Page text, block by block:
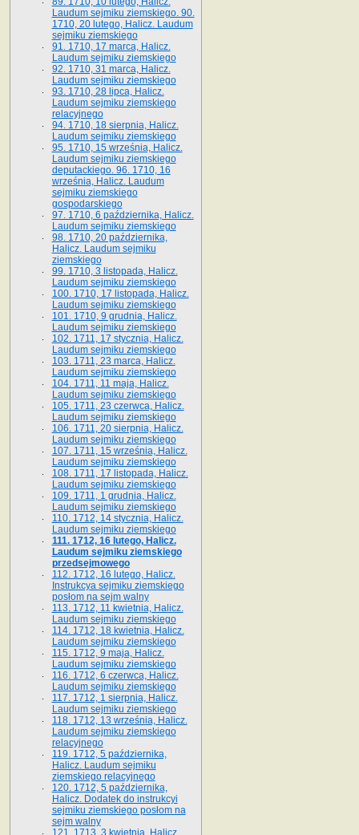
Laudum sejmiku ziemskiego. 90.
1710, 20 lutego, Halicz. Laudum
sejmiku ziemskiego
91. 1710, 17 marca, Halicz.
Laudum sejmiku ziemskiego
92. 1710, 31 marca, Halicz.
Laudum sejmiku ziemskiego
93. 1710, 28 lipca, Halicz.
Laudum sejmiku ziemskiego
relacyjnego
94. 1710, 18 sierpnia, Halicz.
Laudum sejmiku ziemskiego
95. 1710, 15 września, Halicz.
Laudum sejmiku ziemskiego
deputackiego. 96. 1710, 16
września, Halicz. Laudum
sejmiku ziemskiego
gospodarskiego
97. 1710, 6 października, Halicz.
Laudum sejmiku ziemskiego
98. 1710, 20 października,
Halicz. Laudum sejmiku
ziemskiego
99. 1710, 3 listopada, Halicz.
Laudum sejmiku ziemskiego
100. 1710, 17 listopada, Halicz.
Laudum sejmiku ziemskiego
101. 1710, 9 grudnia, Halicz.
Laudum sejmiku ziemskiego
102. 1711, 17 stycznia, Halicz.
Laudum sejmiku ziemskiego
103. 1711, 23 marca, Halicz.
Laudum sejmiku ziemskiego
104. 1711, 11 maja, Halicz.
Laudum sejmiku ziemskiego
105. 1711, 23 czerwca, Halicz.
Laudum sejmiku ziemskiego
106. 1711, 20 sierpnia, Halicz.
Laudum sejmiku ziemskiego
107. 1711, 15 września, Halicz.
Laudum sejmiku ziemskiego
108. 1711, 17 listopada, Halicz.
Laudum sejmiku ziemskiego
109. 1711, 1 grudnia, Halicz.
Laudum sejmiku ziemskiego
110. 1712, 14 stycznia, Halicz.
Laudum sejmiku ziemskiego
111. 1712, 16 lutego, Halicz.
Laudum sejmiku ziemskiego
przedsejmowego
112. 1712, 16 lutego, Halicz.
Instrukcya sejmiku ziemskiego
posłom na sejm walny
113. 1712, 11 kwietnia, Halicz.
Laudum sejmiku ziemskiego
114. 1712, 18 kwietnia, Halicz.
Laudum sejmiku ziemskiego
115. 1712, 9 maja, Halicz.
Laudum sejmiku ziemskiego
116. 1712, 6 czerwca, Halicz.
Laudum sejmiku ziemskiego
117. 1712, 1 sierpnia, Halicz.
Laudum sejmiku ziemskiego
118. 1712, 13 września, Halicz.
Laudum sejmiku ziemskiego
relacyjnego
119. 1712, 5 października,
Halicz. Laudum sejmiku
ziemskiego relacyjnego
120. 1712, 5 października,
Halicz. Dodatek do instrukcyi
sejmiku ziemskiego posłom na
sejm walny
121. 1713, 3 kwietnia, Halicz.